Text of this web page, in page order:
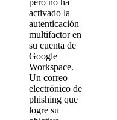
pero no ha
activado la
autenticación
multifactor en
su cuenta de
Google
Workspace.
Un correo
electrónico de
phishing que
logre su